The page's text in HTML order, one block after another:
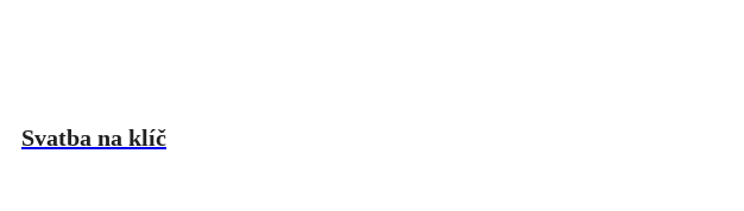
Svatba na klíč